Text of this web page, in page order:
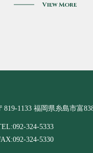
View More
819-1133 福岡県糸島市富
324-5333
324-5330